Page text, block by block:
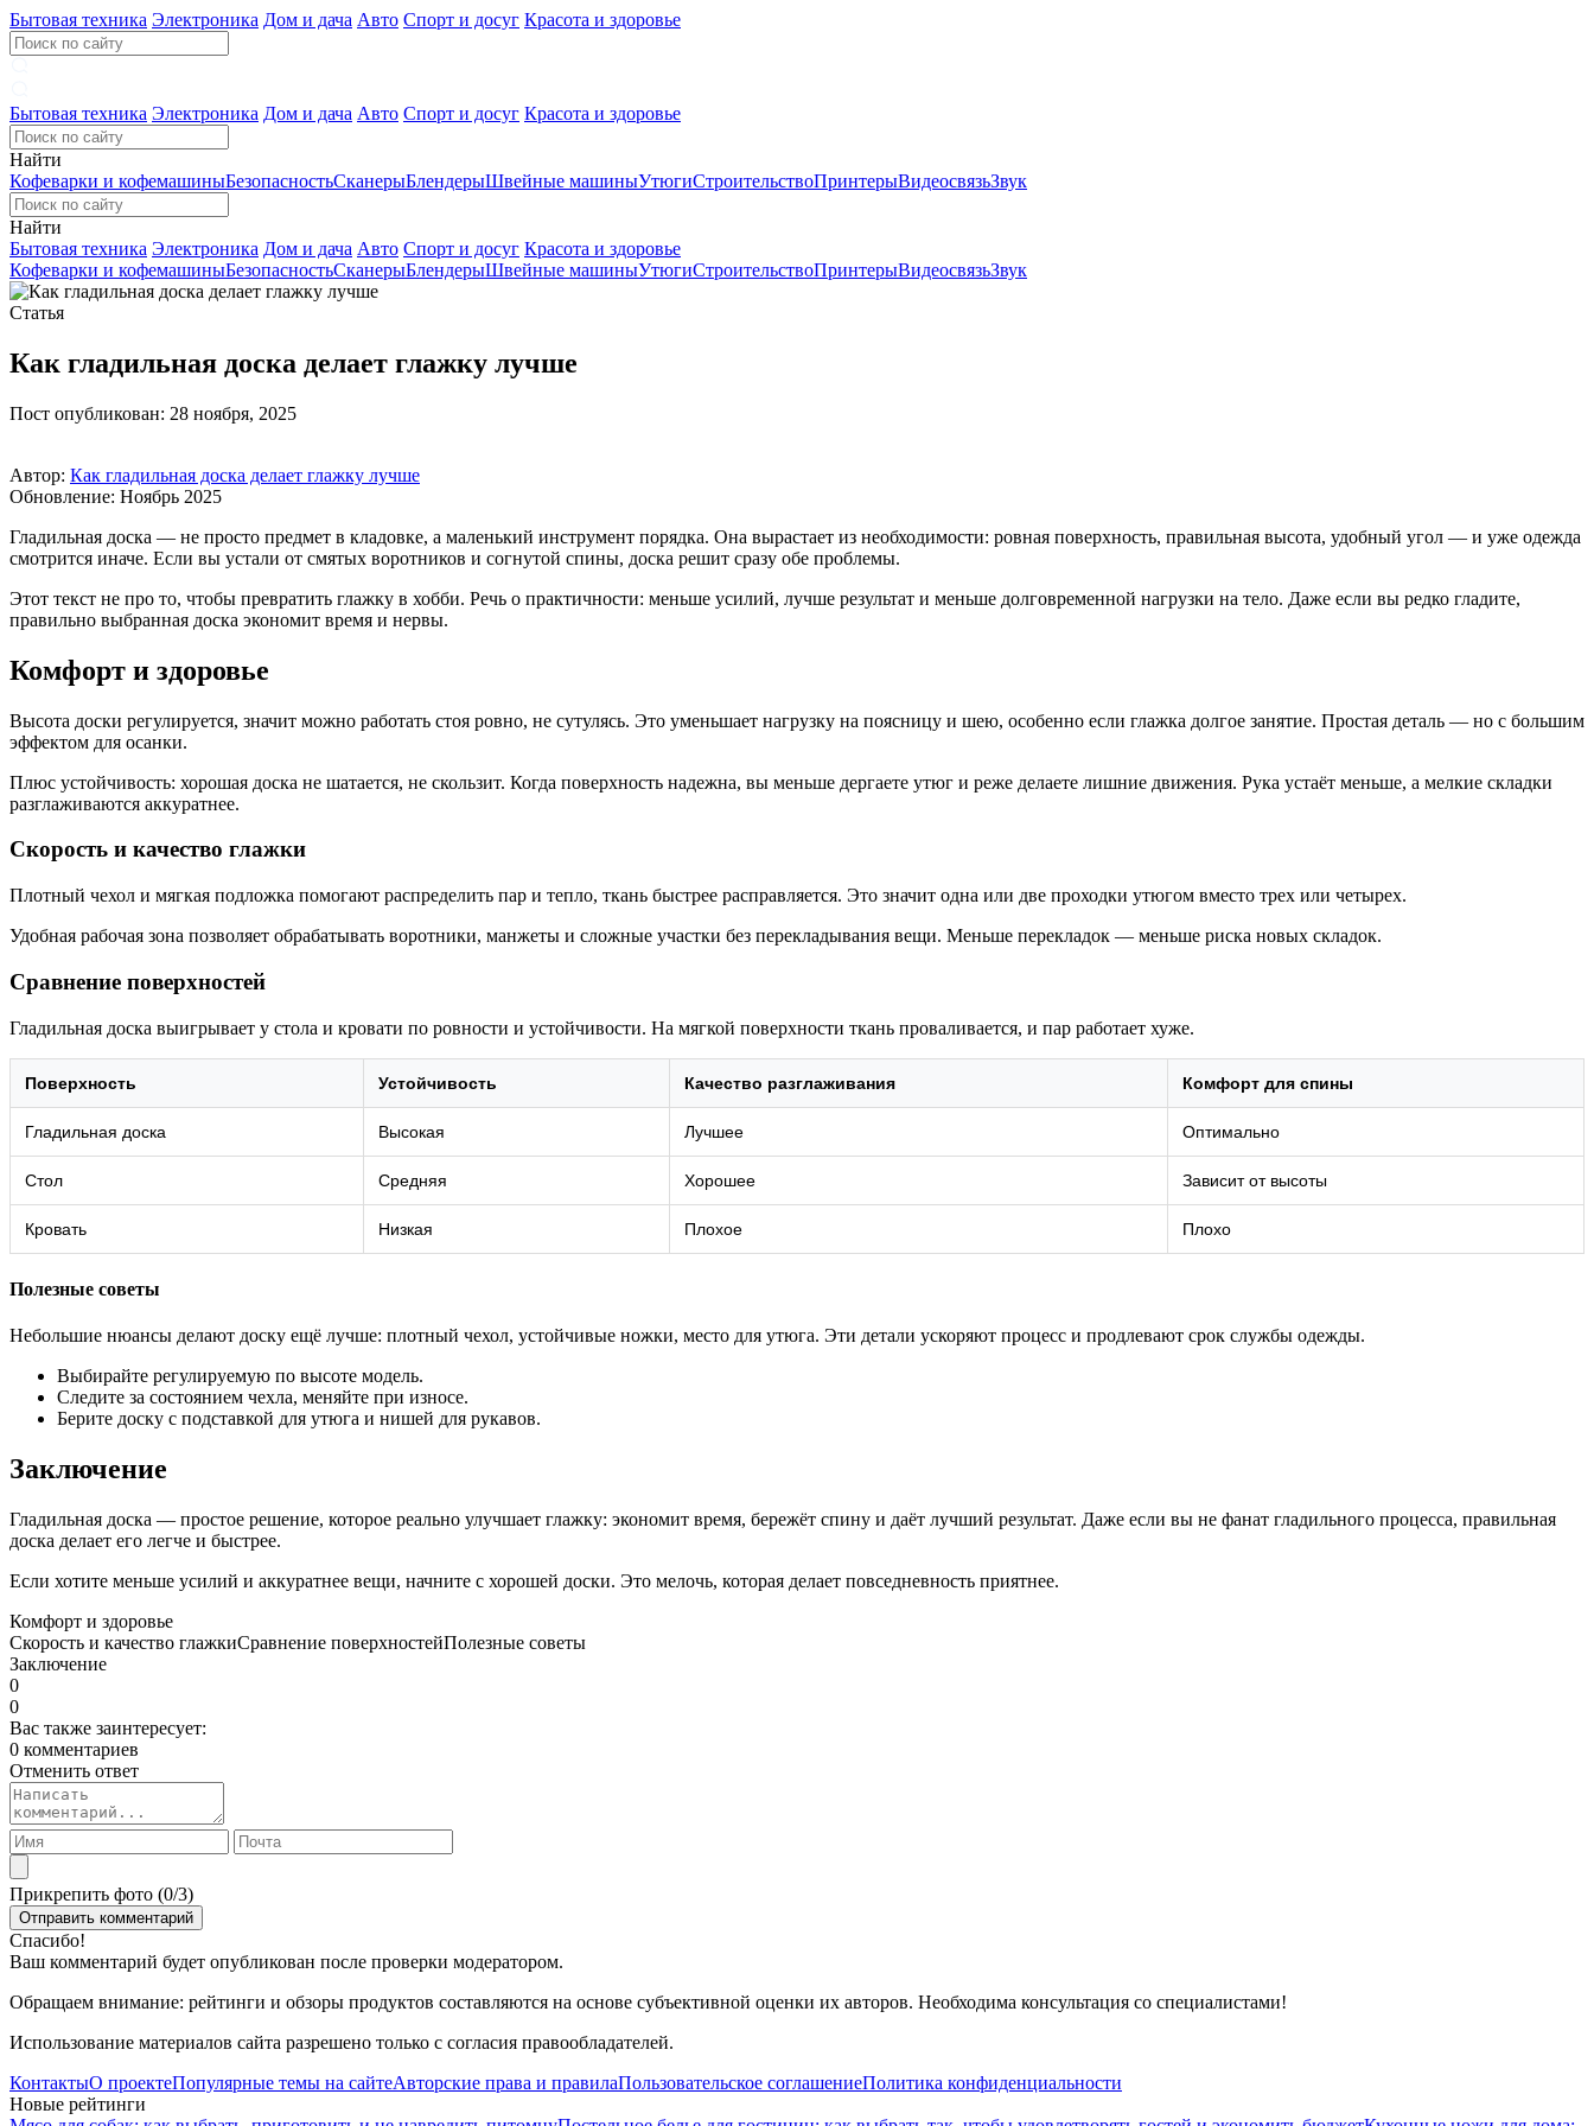
Бытовая техника Электроника Дом и дача Авто Спорт и досуг Красота и здоровье
Бытовая техника Электроника Дом и дача Авто Спорт и досуг Красота и здоровье
Найти
Кофеварки и кофемашиныБезопасностьСканерыБлендерыШвейные машиныУтюгиСтроительствоПринтерыВидеосвязьЗвук
Найти
Бытовая техника Электроника Дом и дача Авто Спорт и досуг Красота и здоровье
Кофеварки и кофемашиныБезопасностьСканерыБлендерыШвейные машиныУтюгиСтроительствоПринтерыВидеосвязьЗвук
Статья
Как гладильная доска делает глажку лучше
Пост опубликован: 28 ноября, 2025
Автор: Как гладильная доска делает глажку лучше
Обновление: Ноябрь 2025
Гладильная доска — не просто предмет в кладовке, а маленький инструмент порядка. Она вырастает из необходимости: ровная поверхность, правильная высота, удобный угол — и уже одежда
смотрится иначе. Если вы устали от смятых воротников и согнутой спины, доска решит сразу обе проблемы.
Этот текст не про то, чтобы превратить глажку в хобби. Речь о практичности: меньше усилий, лучше результат и меньше долговременной нагрузки на тело. Даже если вы редко гладите,
правильно выбранная доска экономит время и нервы.
Комфорт и здоровье
Высота доски регулируется, значит можно работать стоя ровно, не сутулясь. Это уменьшает нагрузку на поясницу и шею, особенно если глажка долгое занятие. Простая деталь — но с большим
эффектом для осанки.
Плюс устойчивость: хорошая доска не шатается, не скользит. Когда поверхность надежна, вы меньше дергаете утюг и реже делаете лишние движения. Рука устаёт меньше, а мелкие складки
разглаживаются аккуратнее.
Скорость и качество глажки
Плотный чехол и мягкая подложка помогают распределить пар и тепло, ткань быстрее расправляется. Это значит одна или две проходки утюгом вместо трех или четырех.
Удобная рабочая зона позволяет обрабатывать воротники, манжеты и сложные участки без перекладывания вещи. Меньше перекладок — меньше риска новых складок.
Сравнение поверхностей
Гладильная доска выигрывает у стола и кровати по ровности и устойчивости. На мягкой поверхности ткань проваливается, и пар работает хуже.
Поверхность Устойчивость Качество разглаживания Комфорт для спины
Гладильная доска Высокая Лучшее Оптимально
Стол Средняя Хорошее Зависит от высоты
Кровать Низкая Плохое Плохо
Полезные советы
Небольшие нюансы делают доску ещё лучше: плотный чехол, устойчивые ножки, место для утюга. Эти детали ускоряют процесс и продлевают срок службы одежды.
Выбирайте регулируемую по высоте модель.
Следите за состоянием чехла, меняйте при износе.
Берите доску с подставкой для утюга и нишей для рукавов.
Заключение
Гладильная доска — простое решение, которое реально улучшает глажку: экономит время, бережёт спину и даёт лучший результат. Даже если вы не фанат гладильного процесса, правильная
доска делает его легче и быстрее.
Если хотите меньше усилий и аккуратнее вещи, начните с хорошей доски. Это мелочь, которая делает повседневность приятнее.
Комфорт и здоровье
Скорость и качество глажкиСравнение поверхностейПолезные советы
Заключение
0
0
Вас также заинтересует:
0 комментариев
Отменить ответ
Прикрепить фото (0/3)
Спасибо!
Ваш комментарий будет опубликован после проверки модератором.
Обращаем внимание: рейтинги и обзоры продуктов составляются на основе субъективной оценки их авторов. Необходима консультация со специалистами!
Использование материалов сайта разрешено только с согласия правообладателей.
КонтактыО проектеПопулярные темы на сайтеАвторские права и правилаПользовательское соглашениеПолитика конфиденциальности
Новые рейтинги